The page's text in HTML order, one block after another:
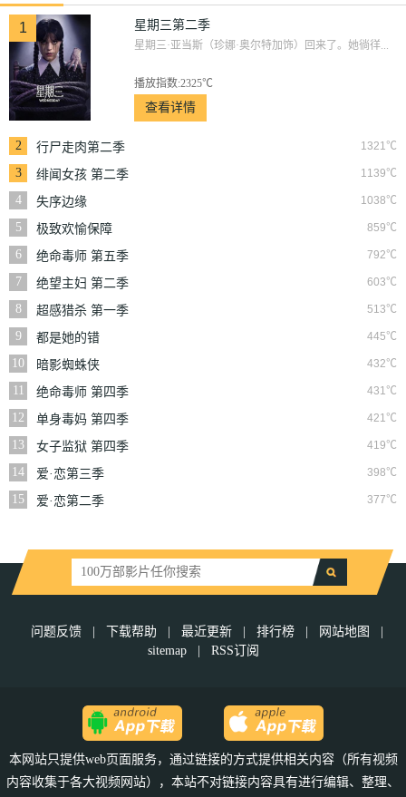
1 星期三第二季
星期三·亚当斯（珍娜·奥尔特加饰）回来了。她徜徉...
播放指数:2325℃
查看详情
2 1321℃
行尸走肉第二季
3
1139℃
绯闻女孩 第二季
4
1038℃
失序边缘
5
859℃
极致欢愉保障
6
792℃
绝命毒师 第五季
7
603℃
绝望主妇 第二季
8
513℃
超感猎杀 第一季
9
445℃
都是她的错
10
432℃
暗影蜘蛛侠
11
431℃
绝命毒师 第四季
12
421℃
单身毒妈 第四季
13
419℃
女子监狱 第四季
14
398℃
爱·恋第三季
15
377℃
爱·恋第二季
问题反馈 下载帮助 最近更新 排行榜 网站地图
sitemap
RSS订阅
本网站只提供web页面服务，通过链接的方式提供相关内容（所有视频
内容收集于各大视频网站），本站不对链接内容具有进行编辑、整理、